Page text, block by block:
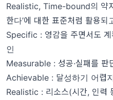
Realistic, Time-bound의 약
한다’에 대한 표준처럼 활용되
Specific : 영감을 주면서도
인
Measurable : 성공·실패를 판
Achievable : 달성하기 어렵
Realistic : 리소스(시간, 인력